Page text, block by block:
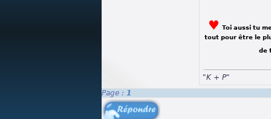
♥ Toi aussi tu
tout pour être le
de
"K + P"
Page : 1